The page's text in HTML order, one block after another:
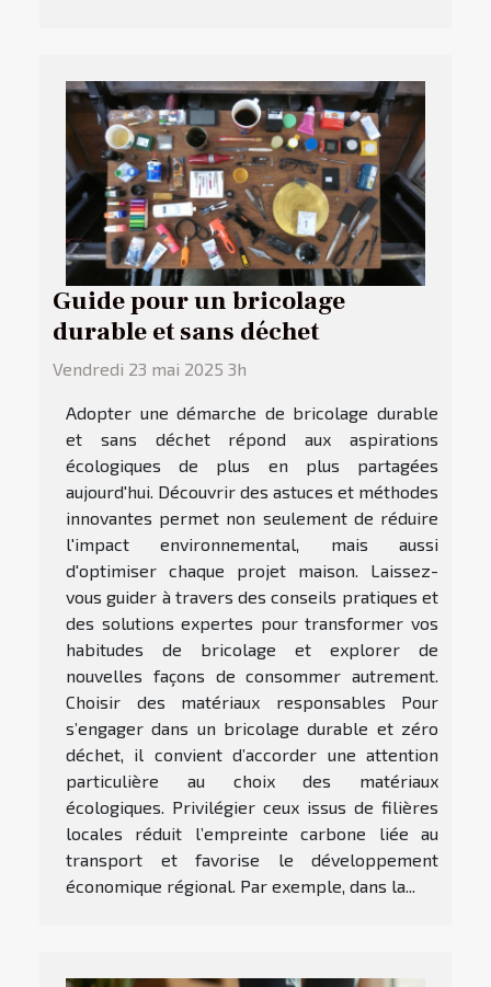
Guide pour un bricolage
durable et sans déchet
Vendredi 23 mai 2025 3h
Adopter une démarche de bricolage durable
et sans déchet répond aux aspirations
écologiques de plus en plus partagées
aujourd'hui. Découvrir des astuces et méthodes
innovantes permet non seulement de réduire
l'impact environnemental, mais aussi
d'optimiser chaque projet maison. Laissez-
vous guider à travers des conseils pratiques et
des solutions expertes pour transformer vos
habitudes de bricolage et explorer de
nouvelles façons de consommer autrement.
Choisir des matériaux responsables Pour
s’engager dans un bricolage durable et zéro
déchet, il convient d’accorder une attention
particulière au choix des matériaux
écologiques. Privilégier ceux issus de filières
locales réduit l’empreinte carbone liée au
transport et favorise le développement
économique régional. Par exemple, dans la...